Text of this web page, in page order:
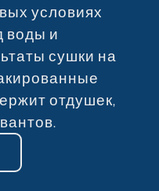
условиях
воды и
сушки на
отдушек,